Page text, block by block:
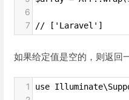
6
7
// ['Laravel']
如果给定值是空的，则返回
1 use